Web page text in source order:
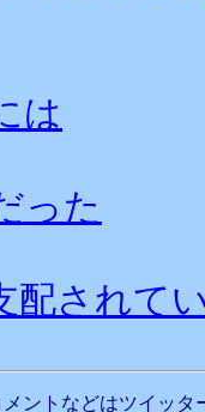
は
った
配されて
メントなどはツイッタ